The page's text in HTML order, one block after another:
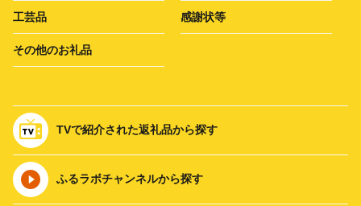
工芸品 感謝状等
その他のお礼品
TVで紹介された返礼品から探す
ふるラボチャンネルから探す